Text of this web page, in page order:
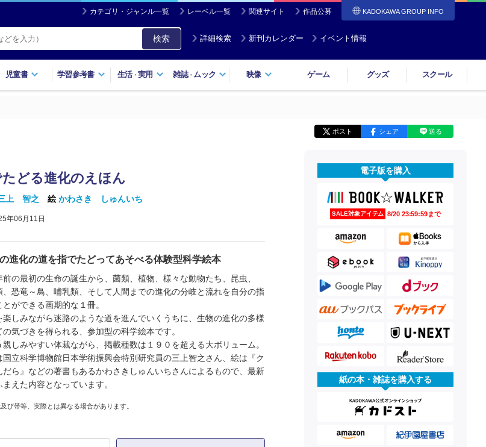
カテゴリ・ジャンル一覧 レーベル一覧 関連サイト 作品公募 KADOKAWA GROUP INFO
検索 詳細検索 新刊カレンダー イベント情報
児童書 学習参考書 生活・実用 雑誌・ ムック 映像 ゲーム グッズ スクール
ポスト シェア 送る
どる進化のえほん
上 智之 絵かわさき しゅんいち
年06月11日
進化の道を指でたどってあそべる体験型科学絵本
の最初の生命の誕生から、菌類、植物、様々な動物たち、昆虫、
、恐竜～鳥、哺乳類、そして人間までの進化の分岐と流れを自分の指
ができる画期的な１冊。
楽しみながら迷路のような道を進んでいくうちに、生物の進化の多様
の気づきを得られる、参加型の科学絵本です。
しみやすい体裁ながら、掲載種数は１９０を超える大ボリューム。
国立科学博物館日本学術振興会特別研究員の三上智之さん、絵は『ク
だら』などの著書もあるかわさきしゅんいちさんによるもので、最新
えた内容となっています。
び帯等、実際とは異なる場合があります。
電子版を購入
SALE対象アイテム 8/20 23:59:59まで
紙の本・雑誌を購入する